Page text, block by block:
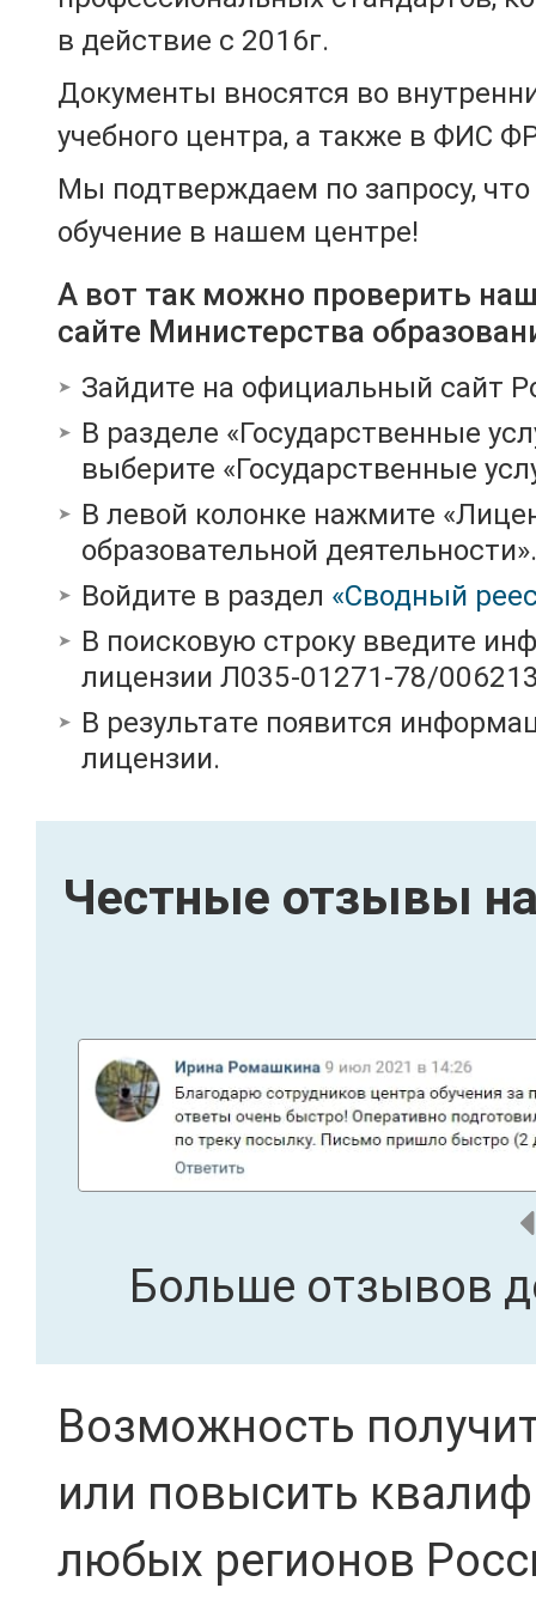
в действие с 2016г.
Документы вносятся во
учебного центра, а также в ФИС
Мы подтверждаем по запросу,
обучение в нашем центре!
А вот так можно проверить
сайте Министерства
Зайдите на официальный сайт
В разделе «Государственные
выберите «Государственные
В левой колонке нажмите
образовательной деятельности».
Войдите в раздел «Сводный
В поисковую строку введите
лицензии Л035-01271-78/
В результате появится
лицензии.
Честные отзывы
Больше отзывов
Возможность
или повысить
любых регионов